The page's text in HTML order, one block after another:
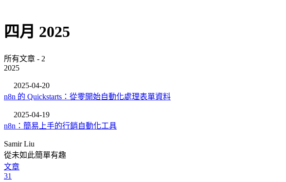
四月 2025
所有文章 - 2
2025
2025-04-20
n8n 的 Quickstarts：從零開始自動化處理表單資料
2025-04-19
n8n：簡易上手的行銷自動化工具
Samir Liu
從未如此簡單有趣
文章
31